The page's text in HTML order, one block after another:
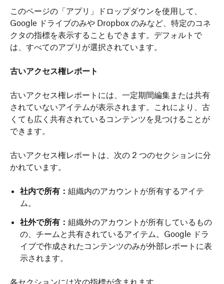
このページの「アプリ」ドロップダウンを使用して、
Google ドライブのみや Dropbox のみなど、特定のコネ
クタの指標を表示することもできます。デフォルトで
は、すべてのアプリが選択されています。
古いアクセス権レポート
古いアクセス権レポートには、一定期間編集または共有
されていないアイテムが表示されます。これにより、古
くても広く共有されているコンテンツを見つけることが
できます。
古いアクセス権レポートは、次の 2 つのセクションに分
かれています。
社内で所有： 組織内のアカウントが所有するアイテ
ム。
社外で所有： 組織外のアカウントが所有しているもの
の、チームと共有されているアイテム。Google ドラ
イブで作成されたコンテンツのみが外部レポートに表
示されます。
各セクションには次の指標が含まれます。